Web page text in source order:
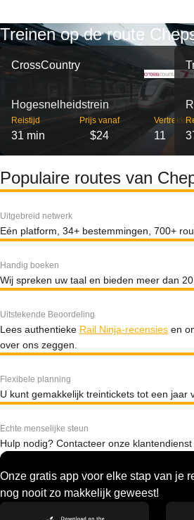
Treinen op de route
CrossCountry
Hogesnelheidstrein
Reistijd
31 min
Prijs vanaf
$24
Vertrekken
11
Populaire routes van
Uitgebreid netwerk
Eén platform, 34+ bestemmingen, 700+
Handig boeken
Wij spreken uw taal en bieden meer dan
Uitstekende Beoordeling
Lees authentieke Rail Ninja-recensies en
over ons zeggen.
Flexibele planning
U kunt gemakkelijk treintickets tot een jaar
Echte menselijke steun
Hulp nodig? Contacteer onze
Onze gratis app voor elke stap van je
nog nooit zo makkelijk geweest!